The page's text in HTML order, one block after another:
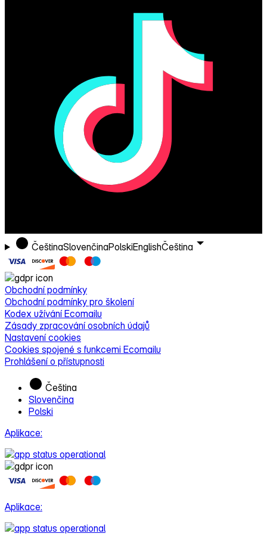
ČeštinaSlovenčinaPolskiEnglishČeština
Obchodní podmínky
Obchodní podmínky pro školení
Kodex užívání Ecomailu
Zásady zpracování osobních údajů
Nastavení cookies
Cookies spojené s funkcemi Ecomailu
Prohlášení o přístupnosti
Čeština
Slovenčina
Polski
Aplikace:
Aplikace: